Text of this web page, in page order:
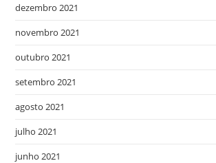
dezembro 2021
novembro 2021
outubro 2021
setembro 2021
agosto 2021
julho 2021
junho 2021